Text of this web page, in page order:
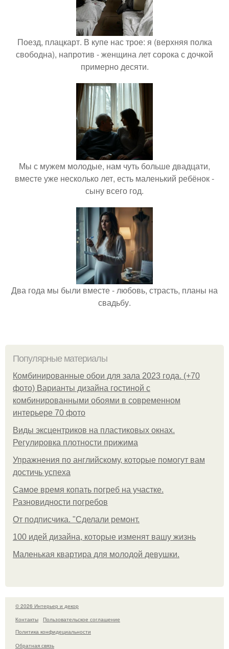
Поезд, плацкарт. В купе нас трое: я (верхняя полка
свободна), напротив - женщина лет сорока с дочкой
примерно десяти.
Мы с мужем молодые, нам чуть больше двадцати,
вместе уже несколько лет, есть маленький ребёнок -
сыну всего год.
Два года мы были вместе - любовь, страсть, планы на
свадьбу.
Популярные материалы
Комбинированные обои для зала 2023 года. (+70
фото) Варианты дизайна гостиной с
комбинированными обоями в современном
интерьере 70 фото
Виды эксцентриков на пластиковых окнах.
Регулировка плотности прижима
Упражнения по английскому, которые помогут вам
достичь успеха
Самое время копать погреб на участке.
Разновидности погребов
От подписчика. "Сделали ремонт.
100 идей дизайна, которые изменят вашу жизнь
Маленькая квартира для молодой девушки.
© 2026 Интерьер и декор
Контакты
Пользовательское соглашение
Политика конфидециальности
Обратная связь